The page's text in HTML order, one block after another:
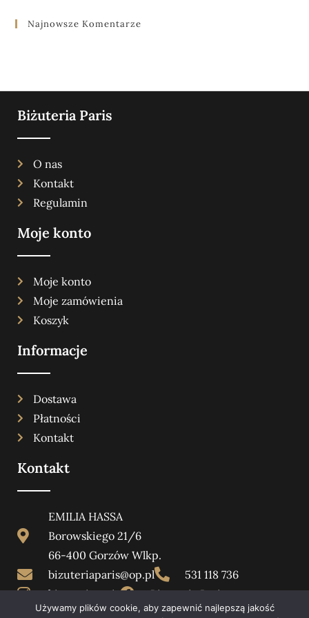
Najnowsze Komentarze
Biżuteria Paris
O nas
Kontakt
Regulamin
Moje konto
Moje konto
Moje zamówienia
Koszyk
Informacje
Dostawa
Płatności
Kontakt
Kontakt
EMILIA HASSA
Borowskiego 21/6
66-400 Gorzów Wlkp.
bizuteriaparis@op.pl
531 118 736
bizuteriaparis
Bizuteria Paris
bizuteriaparis
Używamy plików cookie, aby zapewnić najlepszą jakość